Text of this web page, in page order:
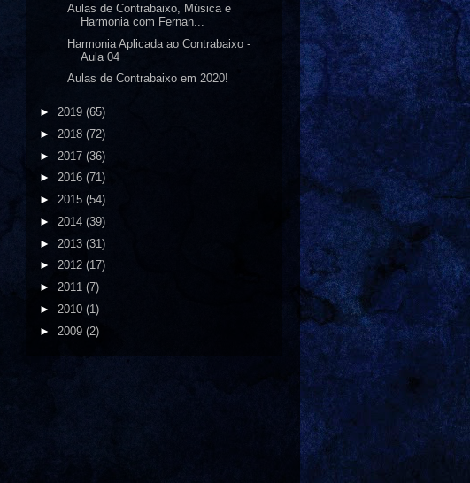
Aulas de Contrabaixo, Música e
Harmonia com Fernan...
Harmonia Aplicada ao Contrabaixo -
Aula 04
Aulas de Contrabaixo em 2020!
► 2019 (65)
► 2018 (72)
► 2017 (36)
► 2016 (71)
► 2015 (54)
► 2014 (39)
► 2013 (31)
► 2012 (17)
► 2011 (7)
► 2010 (1)
► 2009 (2)